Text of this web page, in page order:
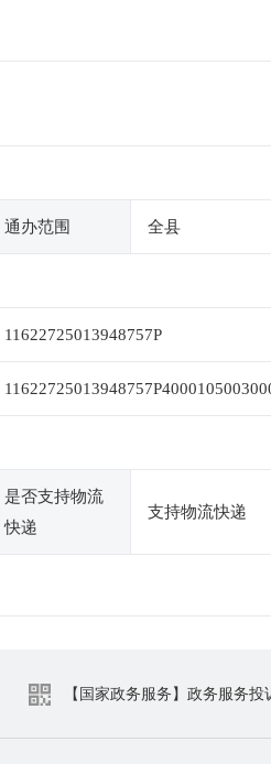
通办范围 全县
11622725013948757P
是否支持物流
快递
支持物流快递
【国家政务服务】政务服务投